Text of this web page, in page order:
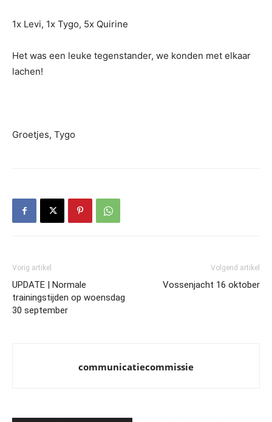
1x Levi, 1x Tygo, 5x Quirine
Het was een leuke tegenstander, we konden met elkaar
lachen!
Groetjes, Tygo
Vorig artikel
UPDATE | Normale
trainingstijden op woensdag
30 september
Volgend artikel
Vossenjacht 16 oktober
communicatiecommissie